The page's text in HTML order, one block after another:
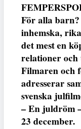
För alla
inhemska,
det mest en
relationer
Filmaren och
adresserar
svenska
– En juldröm
23 december.